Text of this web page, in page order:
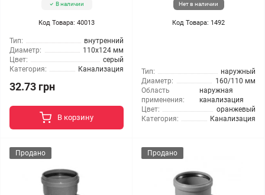
В наличии
Код Товара: 40013
Тип:
внутренний
Диаметр:
110x124 мм
Цвет:
серый
Категория:
Канализация
32.73 грн
В корзину
Нет в наличии
Код Товара: 1492
Тип:
наружный
Диаметр:
160/110 мм
Область
применения:
наружная
канализация
Цвет:
оранжевый
Категория:
Канализация
Продано Продано